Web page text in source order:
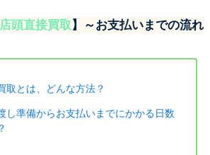
店頭直接買取 】～お支払いまでの流れ
取とは、どんな方法？
し準備からお支払いまでにかかる日数